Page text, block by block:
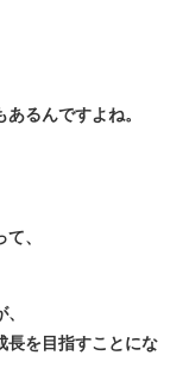
るんですよね。
、
長を目指すことにな